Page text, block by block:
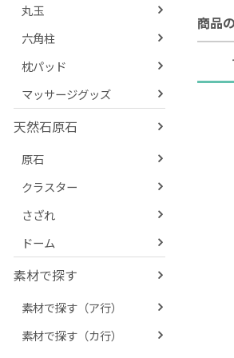
丸玉
六角柱
枕パッド
マッサージグッズ
天然石原石
原石
クラスター
さざれ
ドーム
素材で探す
素材で探す（ア行）
素材で探す（カ行）
商品